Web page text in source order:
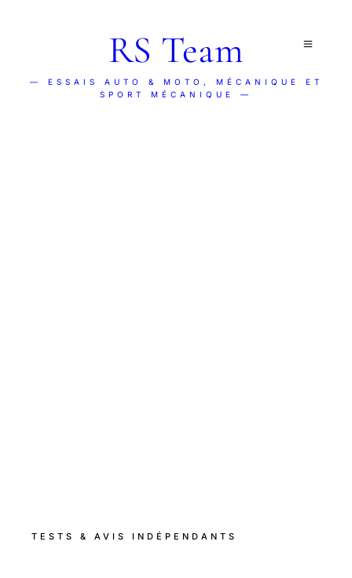
RS Team
— ESSAIS AUTO & MOTO, MÉCANIQUE ET
SPORT MÉCANIQUE —
TESTS & AVIS INDÉPENDANTS